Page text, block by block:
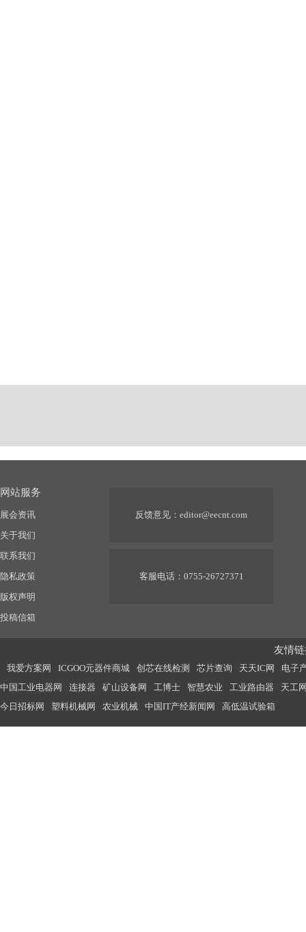
网站服务
展会资讯
关于我们
联系我们
隐私政策
版权声明
投稿信箱
反馈意见： editor@eecnt.com
客服电话：0755-26727371
友情
我爱方案网 ICGOO元器件商城 创芯在线检测 芯片查询 天天IC网
电子
中国工业电器网
连接器 矿山设备网 工博士 智慧农业 工业路由器
天工
今日招标网
塑料机械网 农业机械 中国IT产经新闻网 高低温试验箱